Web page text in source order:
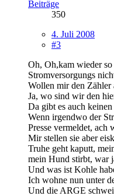
Beiträge
350
4. Juli 2008
#3
Oh, Oh,kam wieder so
Stromversorgungs
Wollen mir den Zähler
Ja, wo sind wir den
Da gibt es auch
Wenn irgendwo der
Presse vermeldet, ach
Mir stellen sie aber
Truhe geht kaputt,
mein Hund stirbt, war
Und was ist Kohle
Ich wohne nun unter
Und die ARGE